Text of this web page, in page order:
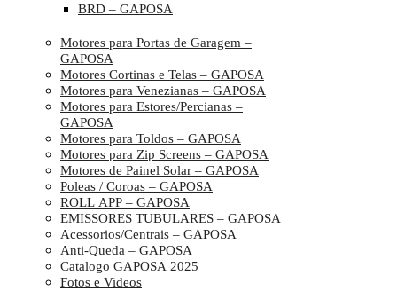
BRD – GAPOSA
Motores para Portas de Garagem –
GAPOSA
Motores Cortinas e Telas – GAPOSA
Motores para Venezianas – GAPOSA
Motores para Estores/Percianas –
GAPOSA
Motores para Toldos – GAPOSA
Motores para Zip Screens – GAPOSA
Motores de Painel Solar – GAPOSA
Poleas / Coroas – GAPOSA
ROLL APP – GAPOSA
EMISSORES TUBULARES – GAPOSA
Acessorios/Centrais – GAPOSA
Anti-Queda – GAPOSA
Catalogo GAPOSA 2025
Fotos e Videos